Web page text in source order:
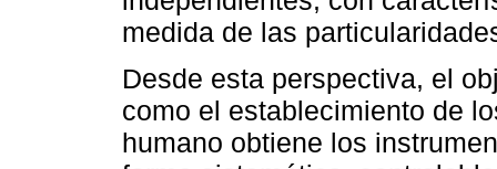
medida de las
Desde esta perspectiva, el
como el establecimiento de
humano obtiene los